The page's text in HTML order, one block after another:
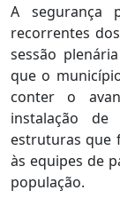
A segurança
recorrentes
sessão
que o
conter o
instalação de
estruturas que
às equipes de
população.